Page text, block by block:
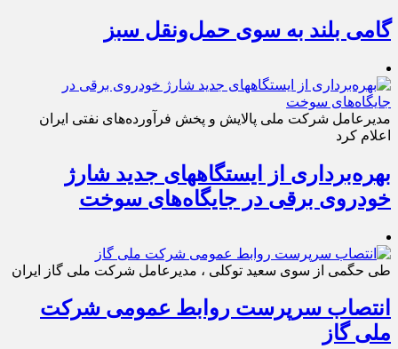
گامی بلند به سوی حمل‌ونقل سبز
مدیرعامل شرکت ملی پالایش و پخش فرآورده‌های نفتی ایران
اعلام کرد
بهره‌برداری از ایستگاههای جدید شارژ
خودروی برقی در جایگاه‌های سوخت
طی حگمی از سوی سعید توکلی ، مدیرعامل شرکت ملی گاز ایران
انتصاب سرپرست روابط عمومی شرکت
ملی گاز